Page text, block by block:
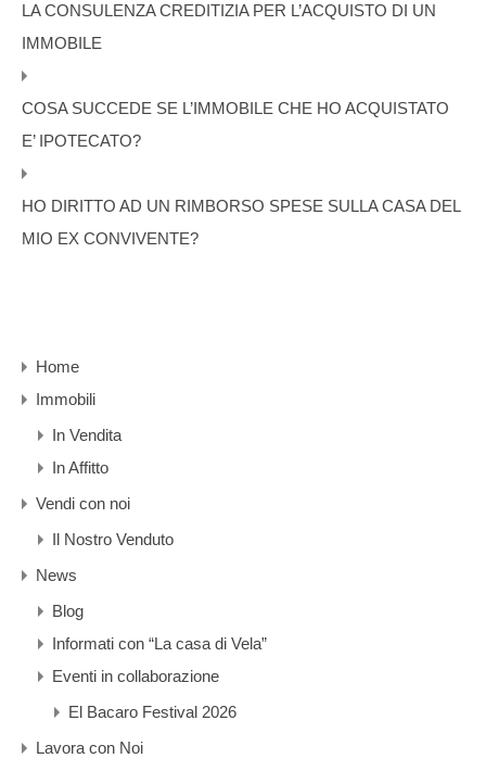
LA CONSULENZA CREDITIZIA PER L’ACQUISTO DI UN
IMMOBILE
COSA SUCCEDE SE L’IMMOBILE CHE HO ACQUISTATO
E’ IPOTECATO?
HO DIRITTO AD UN RIMBORSO SPESE SULLA CASA DEL
MIO EX CONVIVENTE?
Home
Immobili
In Vendita
In Affitto
Vendi con noi
Il Nostro Venduto
News
Blog
Informati con “La casa di Vela”
Eventi in collaborazione
El Bacaro Festival 2026
Lavora con Noi